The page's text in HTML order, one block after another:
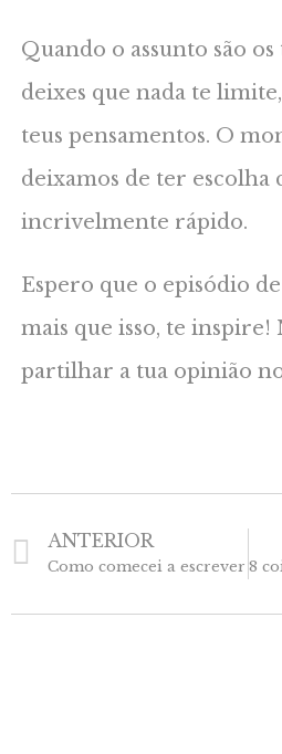
Quando o assunto são os
deixes que nada te
teus pensamentos. O
deixamos de ter escolha
incrivelmente rápido.
Espero que o episódio
mais que isso, te inspire!
partilhar a tua opinião
ANTERIOR
Como comecei a escrever